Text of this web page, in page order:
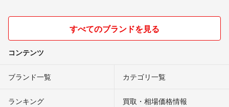
すべてのブランドを見る
コンテンツ
ブランド一覧 カテゴリ一覧
ランキング 買取・相場価格情報